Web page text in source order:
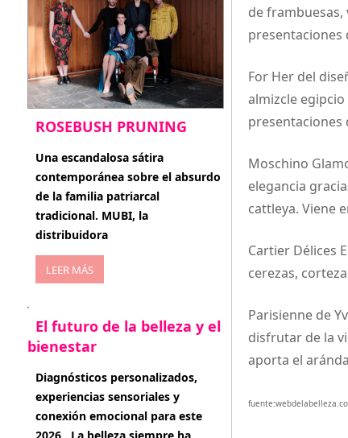
de frambuesas,
presentaciones
For Her del
almizcle
presentaciones
Moschino
elegancia
cattleya. Viene
Cartier Délices
cerezas,
Parisienne de
disfrutar de la
aporta el
ROSEBUSH PRUNING
enero 20, 2026
Una escandalosa sátira
contemporánea sobre el absurdo
de la familia patriarcal
tradicional. MUBI, la
distribuidora
LEER MÁS
El futuro de la belleza y el
bienestar
enero 15, 2026
Diagnósticos personalizados,
experiencias sensoriales y
conexión emocional para este